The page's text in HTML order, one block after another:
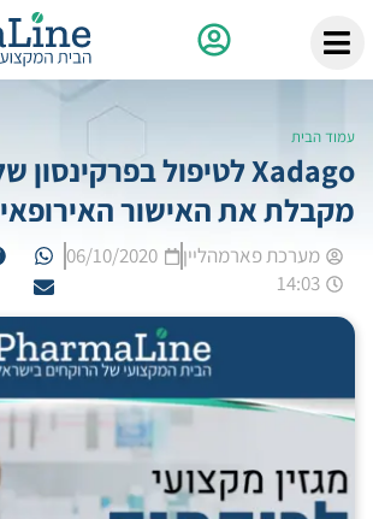
עמוד הבית
מקבלת את האישור האירופאי
מערכת פארמהליין
06/10/2020
14:03